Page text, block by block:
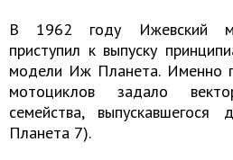
В 1962 году Ижевский
приступил к выпуску
модели Иж Планета. Именно
мотоциклов задало
семейства,
Планета 7).